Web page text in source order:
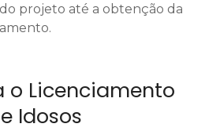
projeto até a obtenção da
o Licenciamento
Idosos